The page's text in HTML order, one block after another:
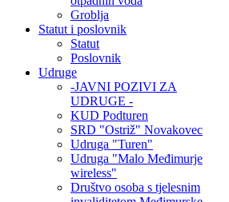
Groblja
Statut i poslovnik
Statut
Poslovnik
Udruge
-JAVNI POZIVI ZA
UDRUGE -
KUD Podturen
SRD "Ostriž" Novakovec
Udruga "Turen"
Udruga "Malo Međimurje
wireless"
Društvo osoba s tjelesnim